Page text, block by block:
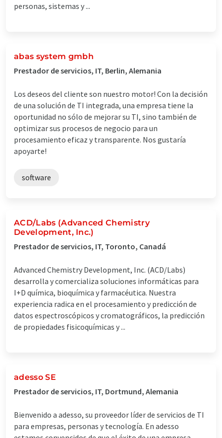
personas, sistemas y ...
abas system gmbh
Prestador de servicios, IT, Berlin, Alemania
Los deseos del cliente son nuestro motor! Con la decisión
de una solución de TI integrada, una empresa tiene la
oportunidad no sólo de mejorar su TI, sino también de
optimizar sus procesos de negocio para un
procesamiento eficaz y transparente. Nos gustaría
apoyarte!
software
ACD/Labs (Advanced Chemistry
Development, Inc.)
Prestador de servicios, IT, Toronto, Canadá
Advanced Chemistry Development, Inc. (ACD/Labs)
desarrolla y comercializa soluciones informáticas para
I+D química, bioquímica y farmacéutica. Nuestra
experiencia radica en el procesamiento y predicción de
datos espectroscópicos y cromatográficos, la predicción
de propiedades fisicoquímicas y ...
adesso SE
Prestador de servicios, IT, Dortmund, Alemania
Bienvenido a adesso, su proveedor líder de servicios de TI
para empresas, personas y tecnología. En adesso